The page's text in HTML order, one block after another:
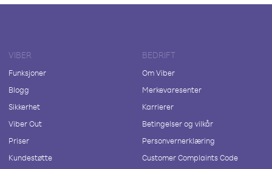
VIBER
Funksjoner
Blogg
Sikkerhet
Viber Out
Priser
Kundestøtte
BEDRIFT
Om Viber
Merkevaresenter
Karrierer
Betingelser og vilkår
Personvernerklæring
Customer Complaints Code